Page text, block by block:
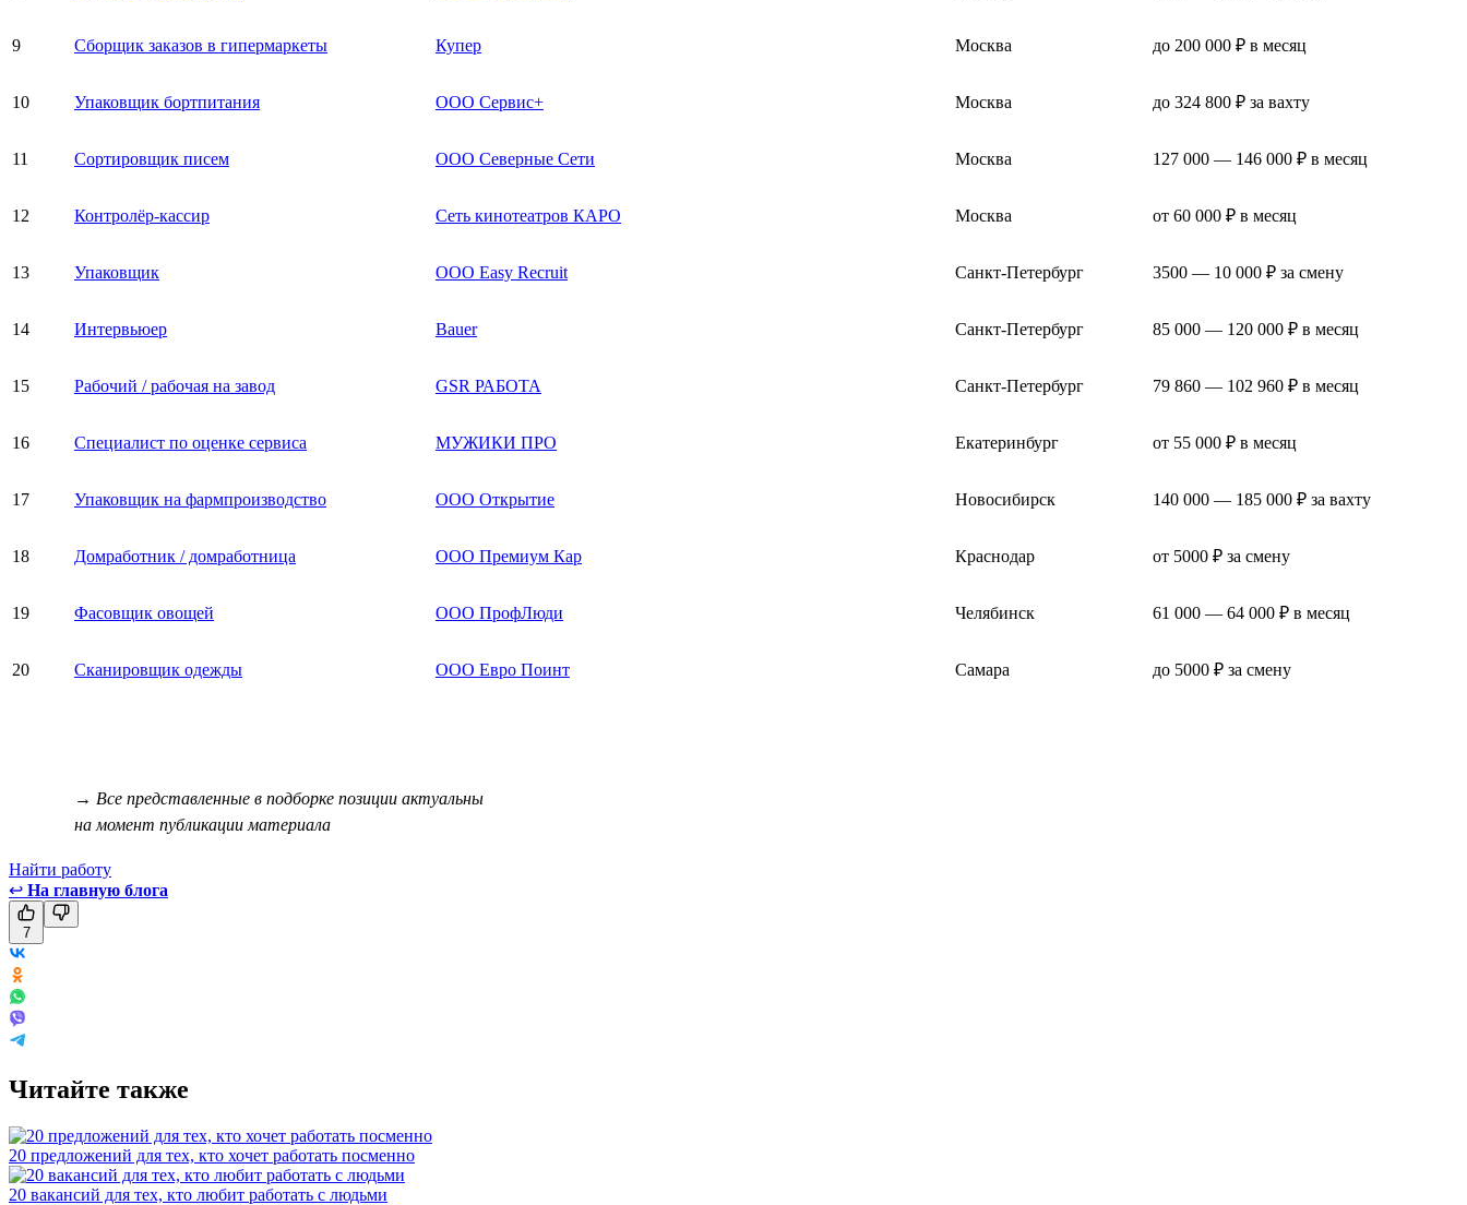
9 Сборщик заказов в гипермаркеты Купер Москва до 200 000 ₽ в месяц
10 Упаковщик бортпитания ООО Сервис+ Москва до 324 800 ₽ за вахту
11 Сортировщик писем ООО Северные Сети Москва 127 000 — 146 000 ₽ в месяц
12 Контролёр-кассир Сеть кинотеатров КАРО Москва от 60 000 ₽ в месяц
13 Упаковщик ООО Easy Recruit Санкт-Петербург 3500 — 10 000 ₽ за смену
14 Интервьюер Bauer Санкт-Петербург 85 000 — 120 000 ₽ в месяц
15 Рабочий / рабочая на завод GSR РАБОТА Санкт-Петербург 79 860 — 102 960 ₽ в месяц
16 Специалист по оценке сервиса МУЖИКИ ПРО Екатеринбург от 55 000 ₽ в месяц
17 Упаковщик на фармпроизводство ООО Открытие Новосибирск 140 000 — 185 000 ₽ за вахту
18 Домработник / домработница ООО Премиум Кар Краснодар от 5000 ₽ за смену
19 Фасовщик овощей ООО ПрофЛюди Челябинск 61 000 — 64 000 ₽ в месяц
20 Сканировщик одежды ООО Евро Поинт Самара до 5000 ₽ за смену
→ Все представленные в подборке позиции актуальны
на момент публикации материала
Найти работу
↩ На главную блога
7
Читайте также
20 предложений для тех, кто хочет работать посменно
20 вакансий для тех, кто любит работать с людьми